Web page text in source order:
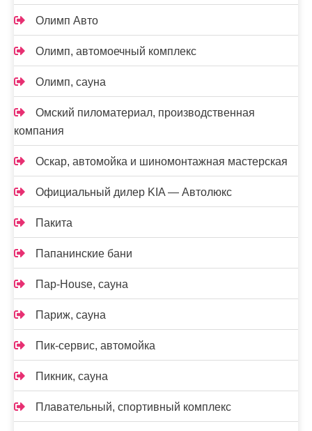
Олимп Авто
Олимп, автомоечный комплекс
Олимп, сауна
Омский пиломатериал, производственная
компания
Оскар, автомойка и шиномонтажная мастерская
Официальный дилер KIA — Автолюкс
Пакита
Папанинские бани
Пар-House, сауна
Париж, сауна
Пик-сервис, автомойка
Пикник, сауна
Плавательный, спортивный комплекс